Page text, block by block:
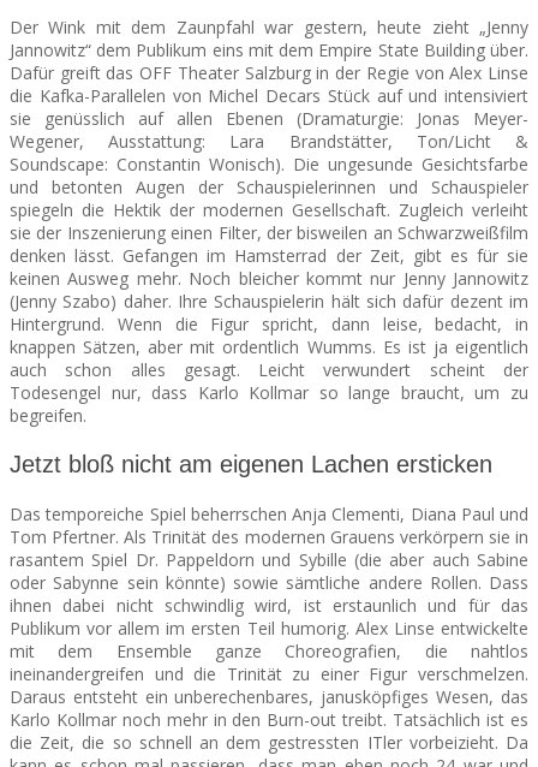
Der Wink mit dem Zaunpfahl war gestern, heute zieht „Jenny
Jannowitz“ dem Publikum eins mit dem Empire State Building über.
Dafür greift das OFF Theater Salzburg in der Regie von Alex Linse
die Kafka-Parallelen von Michel Decars Stück auf und intensiviert
sie genüsslich auf allen Ebenen (Dramaturgie: Jonas Meyer-
Wegener, Ausstattung: Lara Brandstätter, Ton/Licht &
Soundscape: Constantin Wonisch). Die ungesunde Gesichtsfarbe
und betonten Augen der Schauspielerinnen und Schauspieler
spiegeln die Hektik der modernen Gesellschaft. Zugleich verleiht
sie der Inszenierung einen Filter, der bisweilen an Schwarzweißfilm
denken lässt. Gefangen im Hamsterrad der Zeit, gibt es für sie
keinen Ausweg mehr. Noch bleicher kommt nur Jenny Jannowitz
(Jenny Szabo) daher. Ihre Schauspielerin hält sich dafür dezent im
Hintergrund. Wenn die Figur spricht, dann leise, bedacht, in
knappen Sätzen, aber mit ordentlich Wumms. Es ist ja eigentlich
auch schon alles gesagt. Leicht verwundert scheint der
Todesengel nur, dass Karlo Kollmar so lange braucht, um zu
begreifen.
Jetzt bloß nicht am eigenen Lachen ersticken
Das temporeiche Spiel beherrschen Anja Clementi, Diana Paul und
Tom Pfertner. Als Trinität des modernen Grauens verkörpern sie in
rasantem Spiel Dr. Pappeldorn und Sybille (die aber auch Sabine
oder Sabynne sein könnte) sowie sämtliche andere Rollen. Dass
ihnen dabei nicht schwindlig wird, ist erstaunlich und für das
Publikum vor allem im ersten Teil humorig. Alex Linse entwickelte
mit dem Ensemble ganze Choreografien, die nahtlos
ineinandergreifen und die Trinität zu einer Figur verschmelzen.
Daraus entsteht ein unberechenbares, janusköpfiges Wesen, das
Karlo Kollmar noch mehr in den Burn-out treibt. Tatsächlich ist es
die Zeit, die so schnell an dem gestressten ITler vorbeizieht. Da